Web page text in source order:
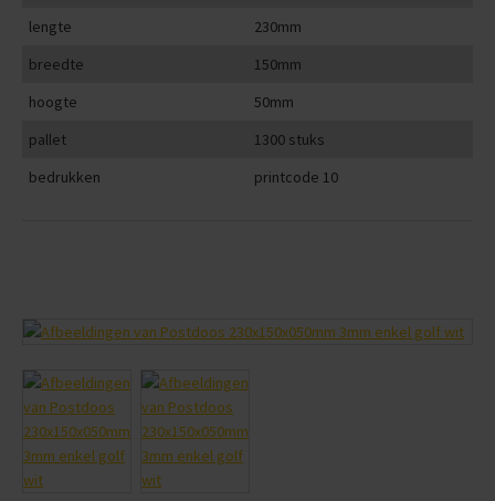
lengte
230mm
breedte
150mm
hoogte
50mm
pallet
1300 stuks
bedrukken
printcode 10